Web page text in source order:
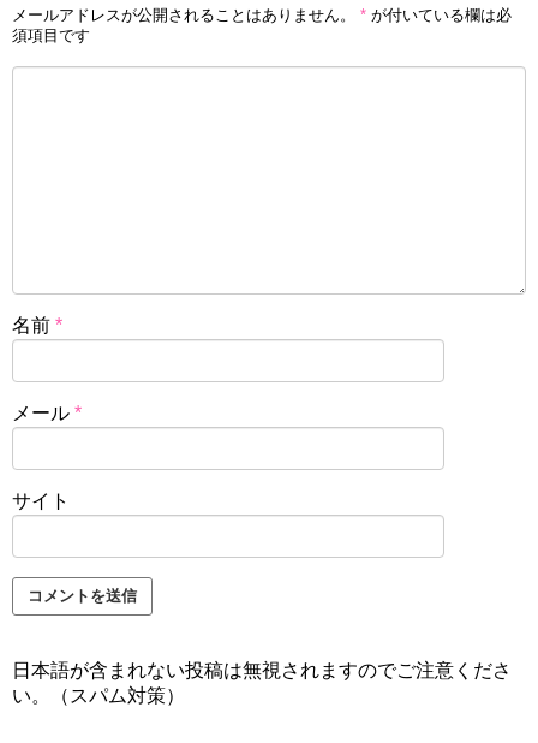
メールアドレスが公開されることはありません。 * が付いている欄は必
須項目です
名前 *
メール *
サイト
日本語が含まれない投稿は無視されますのでご注意くださ
い。（スパム対策）